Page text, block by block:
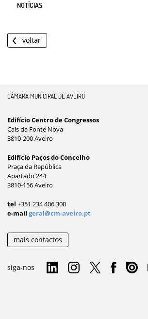
NOTÍCIAS
voltar
CÂMARA MUNICIPAL DE AVEIRO
Edifício Centro de Congressos
Cais da Fonte Nova
3810-200 Aveiro
Edifício Paços do Concelho
Praça da República
Apartado 244
3810-156 Aveiro
tel +351 234 406 300
e-mail geral@cm-aveiro.pt
mais contactos
siga-nos